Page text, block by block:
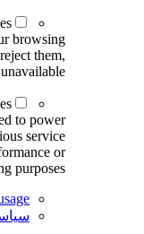
browsing
them,
to power
service
or
purposes.